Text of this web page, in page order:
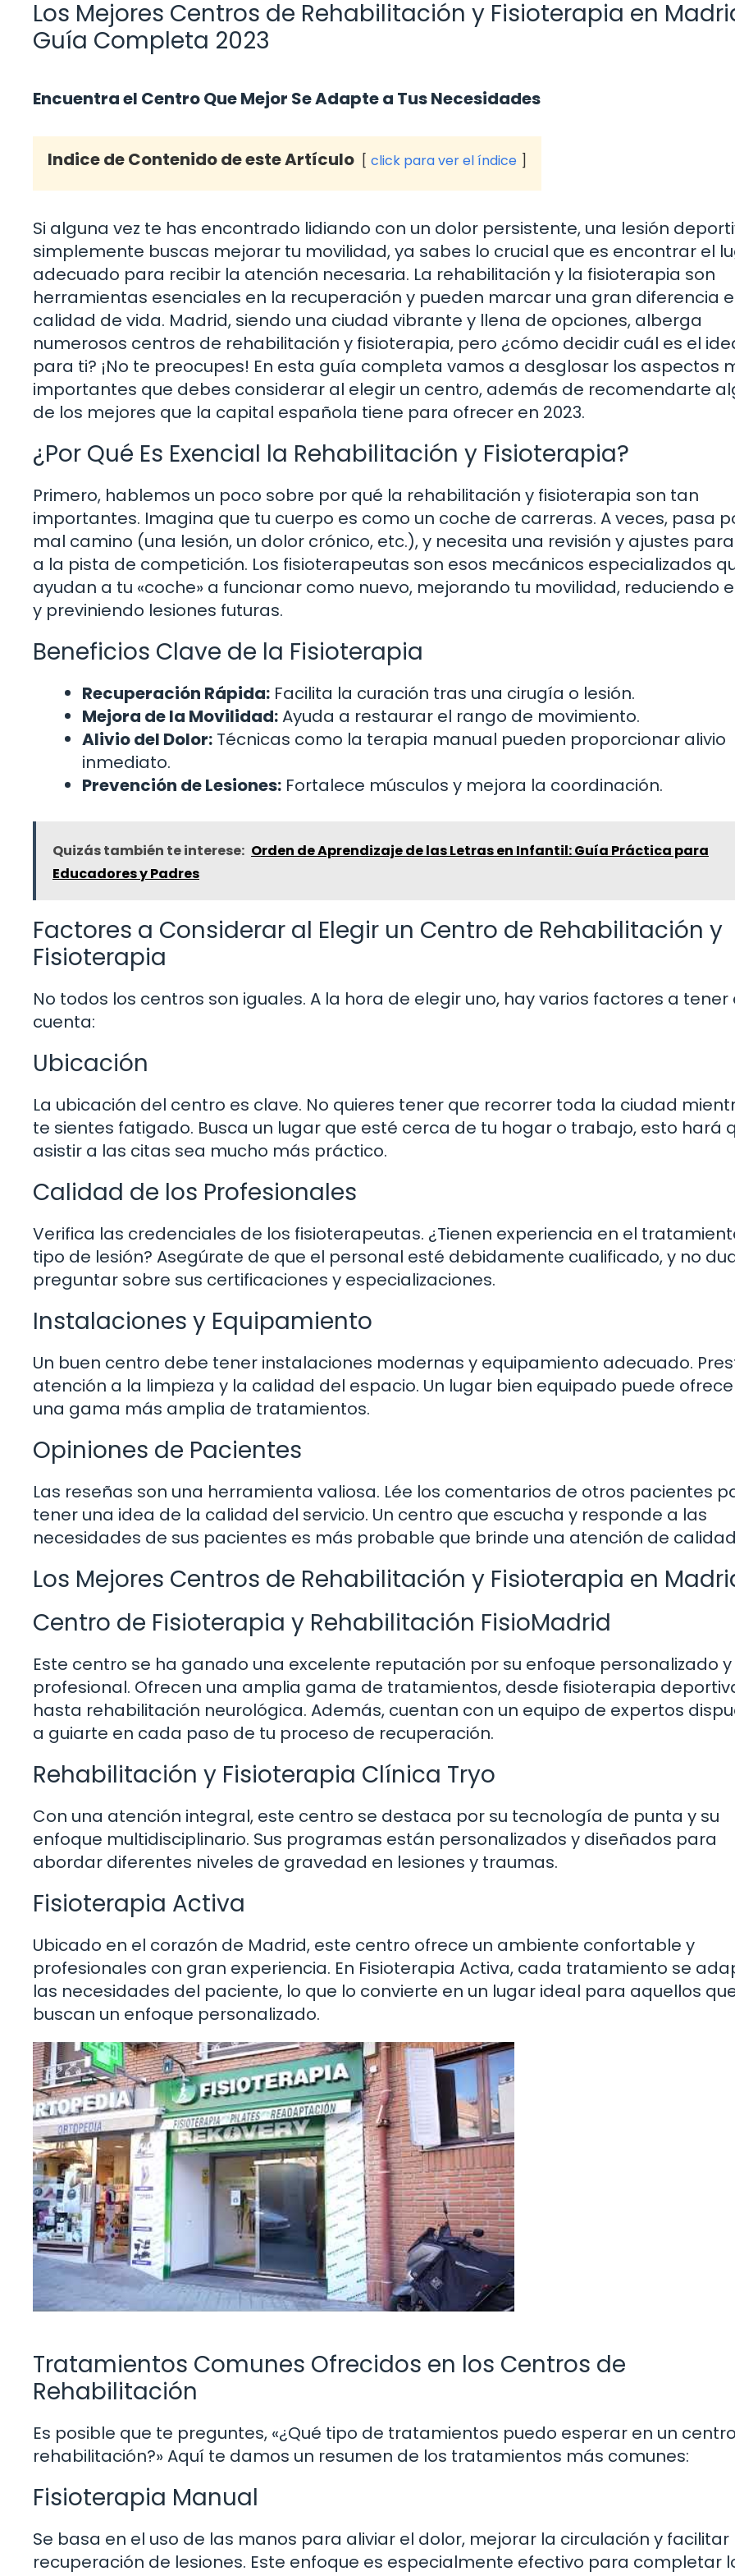
Los Mejores Centros de Rehabilitación y Fisioterapia en
Guía Completa 2023
Encuentra el Centro Que Mejor Se Adapte a Tus Necesidades
Indice de Contenido de este Artículo click para ver el índice
Si alguna vez te has encontrado lidiando con un dolor persistente, una lesión
simplemente buscas mejorar tu movilidad, ya sabes lo crucial que es encontrar el
adecuado para recibir la atención necesaria. La rehabilitación y la fisioterapia son
herramientas esenciales en la recuperación y pueden marcar una gran diferencia
calidad de vida. Madrid, siendo una ciudad vibrante y llena de opciones, alberga
numerosos centros de rehabilitación y fisioterapia, pero ¿cómo decidir cuál es el
para ti? ¡No te preocupes! En esta guía completa vamos a desglosar los aspectos
importantes que debes considerar al elegir un centro, además de recomendarte
de los mejores que la capital española tiene para ofrecer en 2023.
¿Por Qué Es Exencial la Rehabilitación y Fisioterapia?
Primero, hablemos un poco sobre por qué la rehabilitación y fisioterapia son tan
importantes. Imagina que tu cuerpo es como un coche de carreras. A veces, pasa
mal camino (una lesión, un dolor crónico, etc.), y necesita una revisión y ajustes
a la pista de competición. Los fisioterapeutas son esos mecánicos especializados
ayudan a tu «coche» a funcionar como nuevo, mejorando tu movilidad, reduciendo
y previniendo lesiones futuras.
Beneficios Clave de la Fisioterapia
Recuperación Rápida: Facilita la curación tras una cirugía o lesión.
Mejora de la Movilidad:Ayuda a restaurar el rango de movimiento.
Alivio del Dolor: Técnicas como la terapia manual pueden proporcionar alivio
inmediato.
Prevención de Lesiones: Fortalece músculos y mejora la coordinación.
Quizás también te interese: Orden de Aprendizaje de las Letras en Infantil: Guía Práctica para
Educadores y Padres
Factores a Considerar al Elegir un Centro de Rehabilitación y
Fisioterapia
No todos los centros son iguales. A la hora de elegir uno, hay varios factores a tener
cuenta:
Ubicación
La ubicación del centro es clave. No quieres tener que recorrer toda la ciudad
te sientes fatigado. Busca un lugar que esté cerca de tu hogar o trabajo, esto hará
asistir a las citas sea mucho más práctico.
Calidad de los Profesionales
Verifica las credenciales de los fisioterapeutas. ¿Tienen experiencia en el
tipo de lesión? Asegúrate de que el personal esté debidamente cualificado, y no
preguntar sobre sus certificaciones y especializaciones.
Instalaciones y Equipamiento
Un buen centro debe tener instalaciones modernas y equipamiento adecuado.
atención a la limpieza y la calidad del espacio. Un lugar bien equipado puede
una gama más amplia de tratamientos.
Opiniones de Pacientes
Las reseñas son una herramienta valiosa. Lée los comentarios de otros pacientes
tener una idea de la calidad del servicio. Un centro que escucha y responde a las
necesidades de sus pacientes es más probable que brinde una atención de
Los Mejores Centros de Rehabilitación y Fisioterapia en
Centro de Fisioterapia y Rehabilitación FisioMadrid
Este centro se ha ganado una excelente reputación por su enfoque personalizado y
profesional. Ofrecen una amplia gama de tratamientos, desde fisioterapia
hasta rehabilitación neurológica. Además, cuentan con un equipo de expertos
a guiarte en cada paso de tu proceso de recuperación.
Rehabilitación y Fisioterapia Clínica Tryo
Con una atención integral, este centro se destaca por su tecnología de punta y su
enfoque multidisciplinario. Sus programas están personalizados y diseñados para
abordar diferentes niveles de gravedad en lesiones y traumas.
Fisioterapia Activa
Ubicado en el corazón de Madrid, este centro ofrece un ambiente confortable y
profesionales con gran experiencia. En Fisioterapia Activa, cada tratamiento se
las necesidades del paciente, lo que lo convierte en un lugar ideal para aquellos
buscan un enfoque personalizado.
Tratamientos Comunes Ofrecidos en los Centros de
Rehabilitación
Es posible que te preguntes, «¿Qué tipo de tratamientos puedo esperar en un
rehabilitación?» Aquí te damos un resumen de los tratamientos más comunes:
Fisioterapia Manual
Se basa en el uso de las manos para aliviar el dolor, mejorar la circulación y facilitar
recuperación de lesiones. Este enfoque es especialmente efectivo para completar